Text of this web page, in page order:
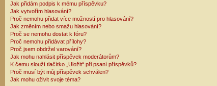
Jak přidám podpis k mému příspěvku?
Jak vytvořím hlasování?
Proč nemohu přidat více možností pro hlasování?
Jak změním nebo smažu hlasování?
Proč se nemohu dostat k fóru?
Proč nemohu přidávat přílohy?
Proč jsem obdržel varování?
Jak mohu nahlásit příspěvek moderátorům?
K čemu slouží tlačítko „Uložit“ při psaní příspěvků?
Proč musí být můj příspěvek schválen?
Jak mohu oživit svoje téma?